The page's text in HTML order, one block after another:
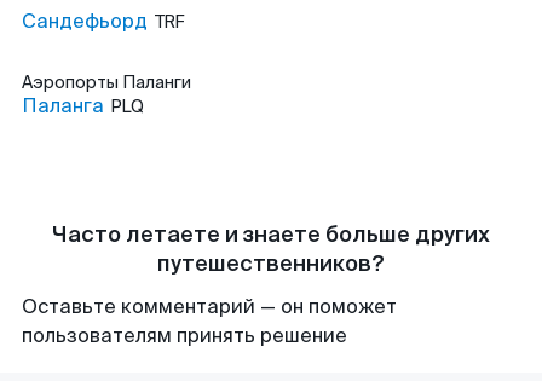
Сандефьорд TRF
Аэропорты Паланги
Паланга PLQ
Часто летаете и знаете больше других
путешественников?
Оставьте комментарий — он поможет
пользователям принять решение